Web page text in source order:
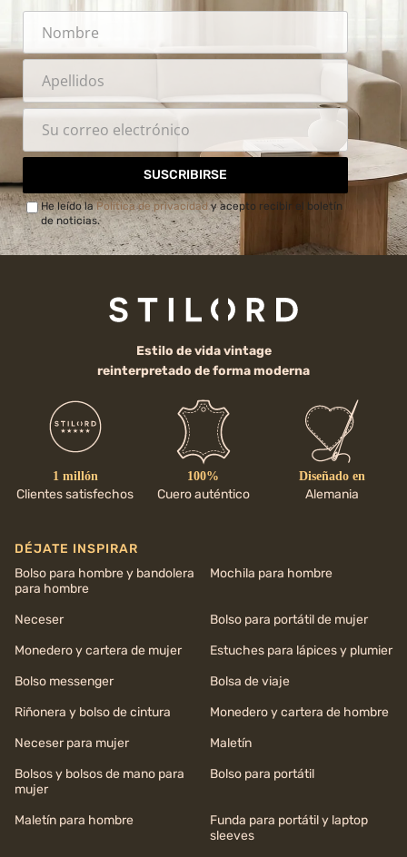
SUSCRIBIRSE
He leído laPolítica de privacidady acepto recibir el boletín
de noticias.
Estilo de vida vintage
reinterpretado de forma moderna
1 millón
Clientes satisfechos
100%
Cuero auténtico
Diseñado en
Alemania
DÉJATE INSPIRAR
Bolso para hombre y bandolera
para hombre
Mochila para hombre
Neceser
Bolso para portátil de mujer
Monedero y cartera de mujer
Estuches para lápices y plumier
Bolso messenger
Bolsa de viaje
Riñonera y bolso de cintura
Monedero y cartera de hombre
Neceser para mujer
Maletín
Bolsos y bolsos de mano para
mujer
Bolso para portátil
Maletín para hombre
Funda para portátil y laptop
sleeves